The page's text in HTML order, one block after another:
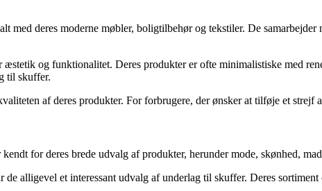
deres moderne møbler, boligtilbehør og tekstiler. De samarbejder
og funktionalitet. Deres produkter er ofte minimalistiske med
til skuffer.
af deres produkter. For forbrugere, der ønsker at tilføje et
for deres brede udvalg af produkter, herunder mode, skønhed,
alligevel et interessant udvalg af underlag til skuffer. Deres